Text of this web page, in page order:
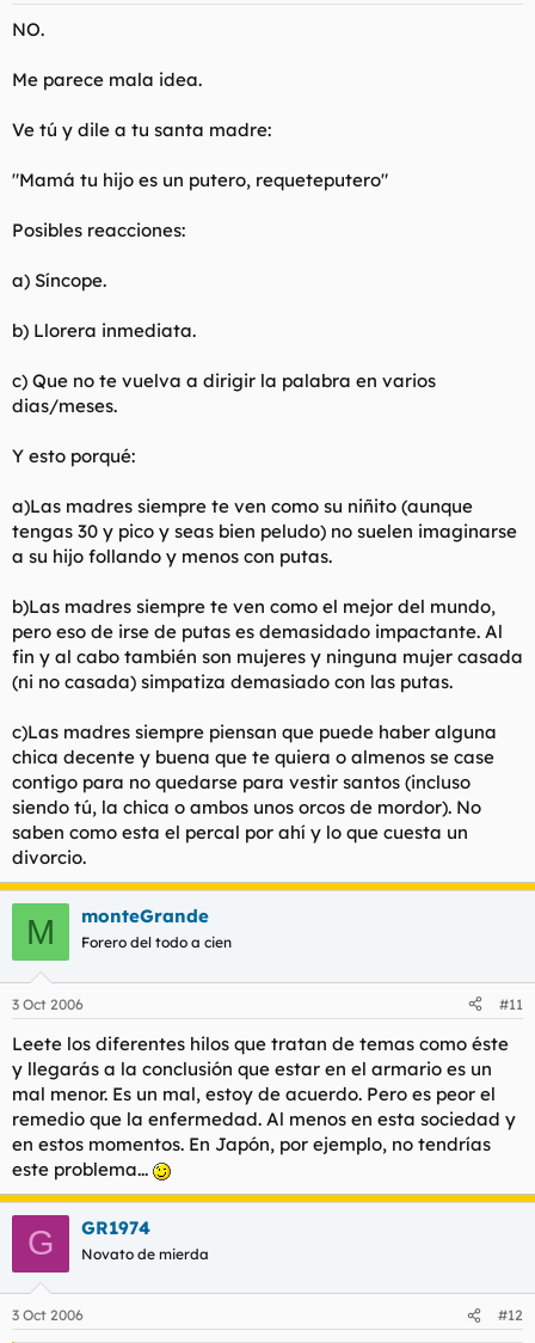
NO.
Me parece mala idea.
Ve tú y dile a tu santa madre:
"Mamá tu hijo es un putero, requeteputero"
Posibles reacciones:
a) Síncope.
b) Llorera inmediata.
c) Que no te vuelva a dirigir la palabra en varios
dias/meses.
Y esto porqué:
a)Las madres siempre te ven como su niñito (aunque
tengas 30 y pico y seas bien peludo) no suelen imaginarse
a su hijo follando y menos con putas.
b)Las madres siempre te ven como el mejor del mundo,
pero eso de irse de putas es demasidado impactante. Al
fin y al cabo también son mujeres y ninguna mujer casada
(ni no casada) simpatiza demasiado con las putas.
c)Las madres siempre piensan que puede haber alguna
chica decente y buena que te quiera o almenos se case
contigo para no quedarse para vestir santos (incluso
siendo tú, la chica o ambos unos orcos de mordor). No
saben como esta el percal por ahí y lo que cuesta un
divorcio.
M monteGrande
Forero del todo a cien
3 Oct 2006 #11
Leete los diferentes hilos que tratan de temas como éste
y llegarás a la conclusión que estar en el armario es un
mal menor. Es un mal, estoy de acuerdo. Pero es peor el
remedio que la enfermedad. Al menos en esta sociedad y
en estos momentos. En Japón, por ejemplo, no tendrías
este problema...
G GR1974
Novato de mierda
3 Oct 2006 #12